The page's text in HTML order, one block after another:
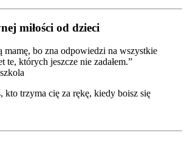
miłości od dzieci
mamę, bo zna odpowiedzi na wszystkie
te, których jeszcze nie zadałem.”
kto trzyma cię za rękę, kiedy boisz się